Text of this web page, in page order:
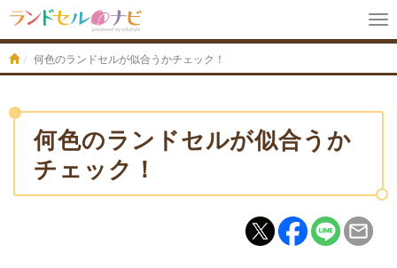
何色のランドセルが似合うかチェック！
何色のランドセルが似合うか
チェック！